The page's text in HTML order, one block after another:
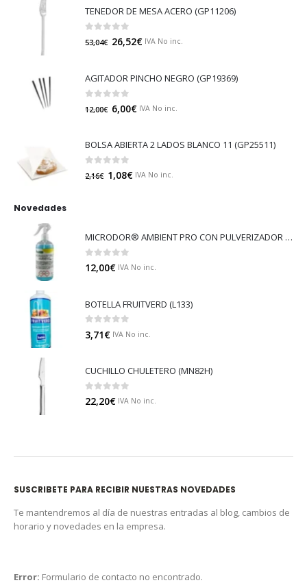
TENEDOR DE MESA ACERO (GP11206)
out of 5
53,04€ 26,52€ IVA No inc.
AGITADOR PINCHO NEGRO (GP19369)
out of 5
12,00€ 6,00€ IVA No inc.
BOLSA ABIERTA 2 LADOS BLANCO 11 (GP25511)
out of 5
2,16€ 1,08€ IVA No inc.
Novedades
MICRODOR® AMBIENT PRO CON PULVERIZADOR (LB08)
0 out of 5
12,00€ IVA No inc.
BOTELLA FRUITVERD (L133)
0 out of 5
3,71€ IVA No inc.
CUCHILLO CHULETERO (MN82H)
0out of 5
22,20€ IVA No inc.
SUSCRIBETE PARA RECIBIR NUESTRAS NOVEDADES
Te mantendremos al día de nuestras entradas al blog, cambios de
horario y novedades en la empresa.
Error: Formulario de contacto no encontrado.